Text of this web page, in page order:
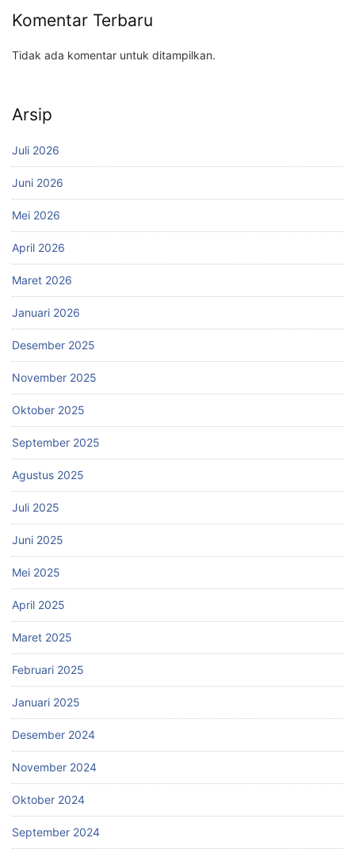
Komentar Terbaru
Tidak ada komentar untuk ditampilkan.
Arsip
Juli 2026
Juni 2026
Mei 2026
April 2026
Maret 2026
Januari 2026
Desember 2025
November 2025
Oktober 2025
September 2025
Agustus 2025
Juli 2025
Juni 2025
Mei 2025
April 2025
Maret 2025
Februari 2025
Januari 2025
Desember 2024
November 2024
Oktober 2024
September 2024